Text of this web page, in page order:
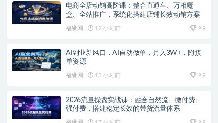
电商全店动销高阶课：整合直通车、万相魔
盒、全站推广，系统化搭建店铺长效动销方案
福缘网 12 小时前 9.9
AI副业新风口，AI自动做单，月入3W+，附接
单资源
福缘网 13 小时前 9.9
2026流量操盘实战课：融合自然流、微付费、
强付费，搭建稳定长效的带货流量体系